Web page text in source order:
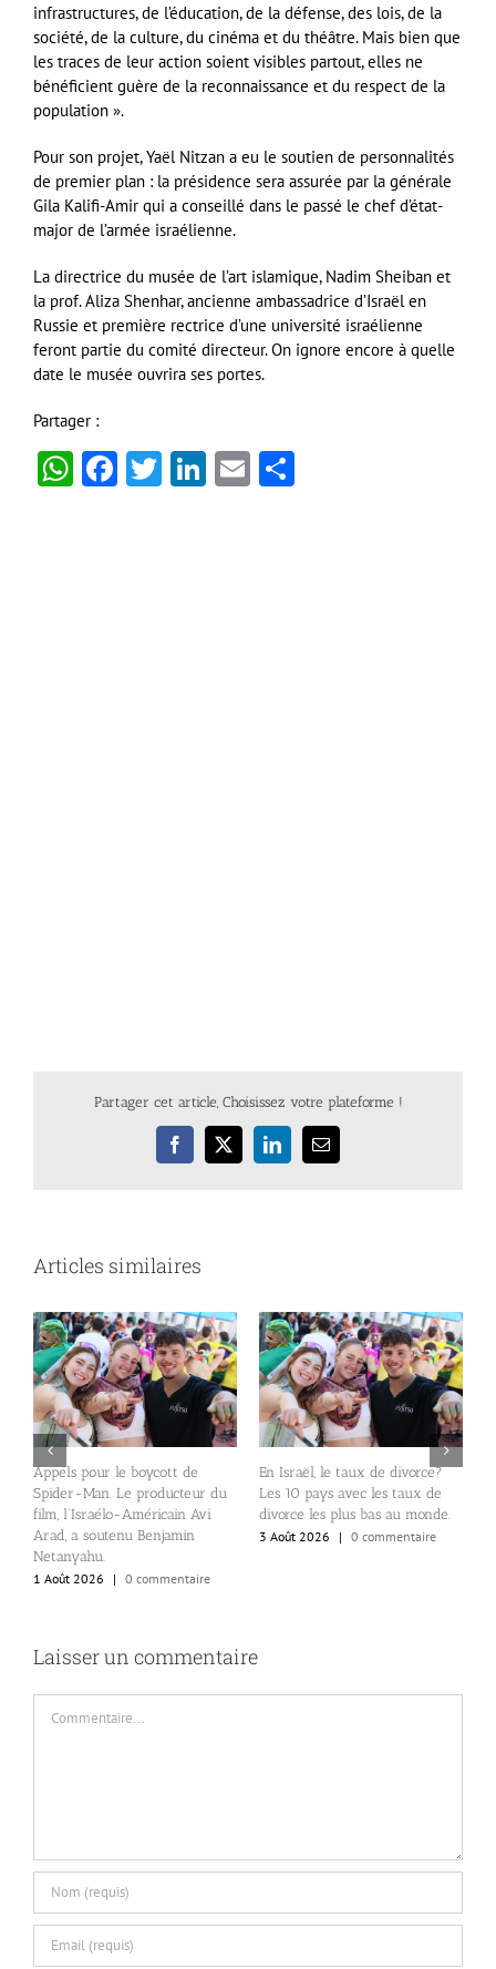
infrastructures, de l’éducation, de la défense, des lois, de la
société, de la culture, du cinéma et du théâtre. Mais bien que
les traces de leur action soient visibles partout, elles ne
bénéficient guère de la reconnaissance et du respect de la
population ».
Pour son projet, Yaël Nitzan a eu le soutien de personnalités
de premier plan : la présidence sera assurée par la générale
Gila Kalifi-Amir qui a conseillé dans le passé le chef d’état-
major de l’armée israélienne.
La directrice du musée de l’art islamique, Nadim Sheiban et
la prof. Aliza Shenhar, ancienne ambassadrice d’Israël en
Russie et première rectrice d’une université israélienne
feront partie du comité directeur. On ignore encore à quelle
date le musée ouvrira ses portes.
Partager :
WhatsApp
Facebook
Twitter
LinkedIn
Email
Partager cet article, Choisissez votre plateforme !
Facebook
X LinkedInEmail
Articles similaires
Appels pour le boycott de
Spider-Man. Le producteur du
film, l’Israélo-Américain Avi
Arad, a soutenu Benjamin
Netanyahu.
1 Août 2026
| 0 commentaire
En Israël, le taux de divorce?
Les 10 pays avec les taux de
divorce les plus bas au monde.
3 Août 2026
| 0 commentaire
Laisser un commentaire